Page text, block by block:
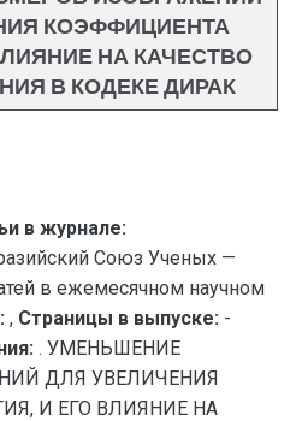
КОЭФФИЦИЕНТА
НА КАЧЕСТВО
В КОДЕКЕ ДИРАК
в журнале:
Союз Ученых —
в ежемесячном научном
, Страницы в выпуске: -
. УМЕНЬШЕНИЕ
ДЛЯ УВЕЛИЧЕНИЯ
И ЕГО ВЛИЯНИЕ НА